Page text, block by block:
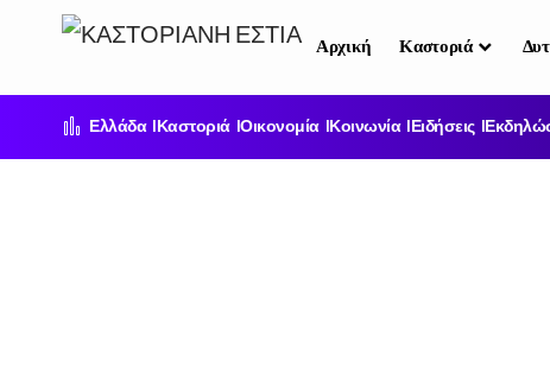
Αρχική Καστοριά
Ελλάδα Καστοριά Οικονομία Κοινωνία Ειδήσεις